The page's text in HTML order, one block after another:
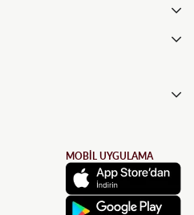
MOBİL UYGULAMA